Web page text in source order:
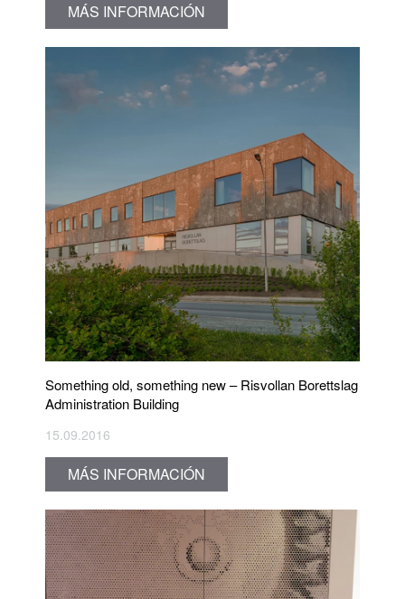
MÁS INFORMACIÓN
Something old, something new – Risvollan Borettslag
Administration Building
15.09.2016
MÁS INFORMACIÓN